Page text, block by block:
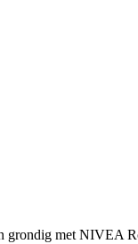
grondig met NIVEA